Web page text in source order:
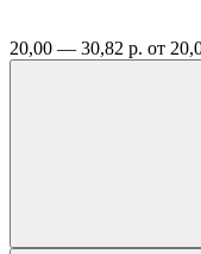
20,00 — 30,82 р. от